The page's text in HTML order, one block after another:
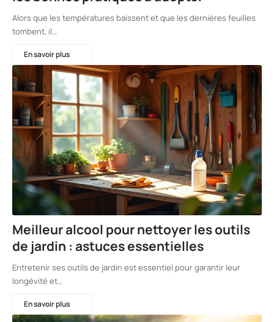
Alors que les températures baissent et que les dernières feuilles
tombent, il…
En savoir plus
Meilleur alcool pour nettoyer les outils
de jardin : astuces essentielles
Entretenir ses outils de jardin est essentiel pour garantir leur
longévité et…
En savoir plus